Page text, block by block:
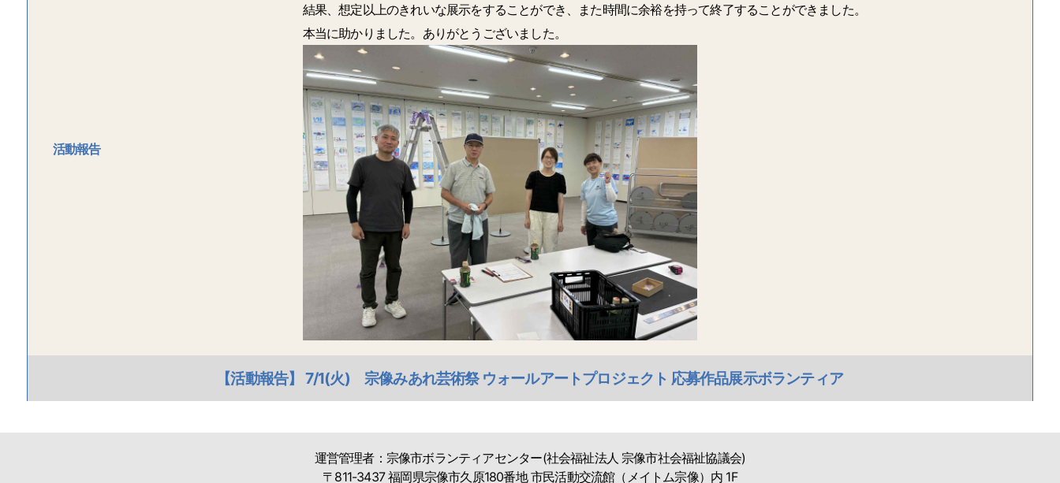
活動報告
結果、想定以上のきれいな展示をすることができ、また時間に余裕を持って終了することができました。
本当に助かりました。ありがとうございました。
【活動報告】 7/1(火) 宗像みあれ芸術祭 ウォールアートプロジェクト 応募作品展示ボランティア
運営管理者：宗像市ボランティアセンター(社会福祉法人 宗像市社会福祉協議会)
〒811-3437福岡県宗像市久原180番地市民活動交流館（メイトム宗像）内 1F